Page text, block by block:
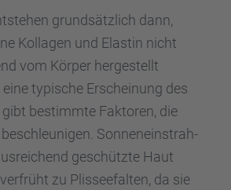
grund­sätz­lich dann,
Kolla­gen und Elastin nicht
vom Körper herge­stellt
typische Erschei­nung des
gibt bestimmte Fakto­ren, die
Sonnen­ein­strah­
geschützte Haut
zu Plissee­fal­ten, da sie